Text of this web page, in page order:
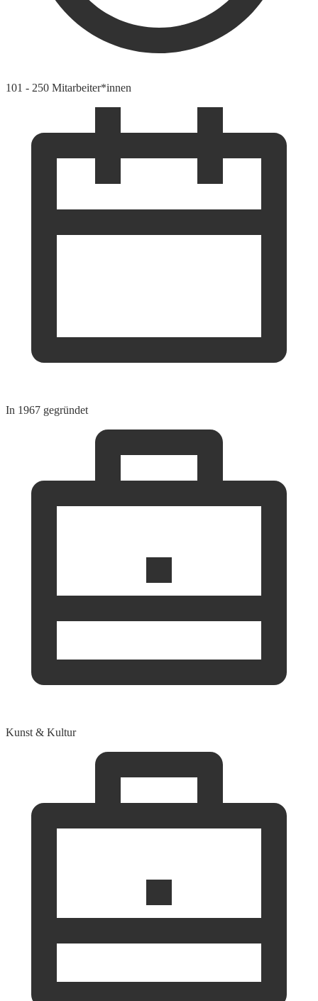
101 - 250 Mitarbeiter*innen
In 1967 gegründet
Kunst & Kultur